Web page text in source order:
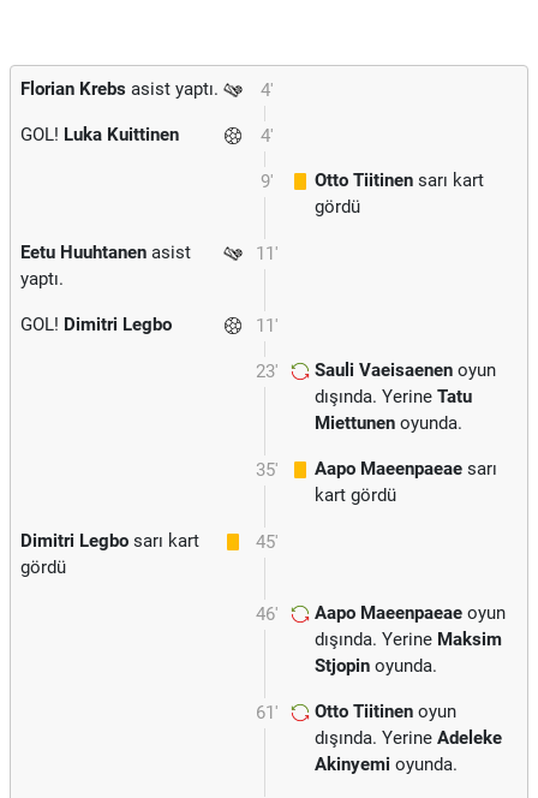
4'
Florian Krebs asist yaptı.
4'
GOL! Luka Kuittinen
9' Otto Tiitinen sarı kart
gördü
11'
Eetu Huuhtanen asist
yaptı.
11'
GOL! Dimitri Legbo
23' Sauli Vaeisaenen oyun
dışında. Yerine Tatu
Miettunen oyunda.
35' Aapo Maeenpaeae sarı
kart gördü
45'
Dimitri Legbo sarı kart
gördü
46' Aapo Maeenpaeae oyun
dışında. Yerine Maksim
Stjopin oyunda.
61' Otto Tiitinen oyun
dışında. Yerine Adeleke
Akinyemi oyunda.